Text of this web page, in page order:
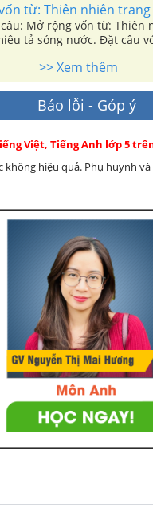
từ: Thiên nhiên trang
Mở rộng vốn từ: Thiên
tả sóng nước. Đặt câu
>> Xem thêm
Báo lỗi - Góp ý
Việt, Tiếng Anh lớp 5
hiệu quả. Phụ huynh